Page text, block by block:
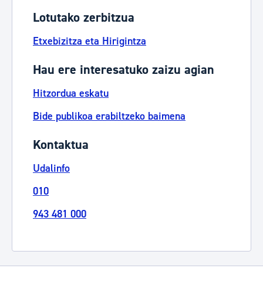
Lotutako zerbitzua
Etxebizitza eta Hirigintza
Hau ere interesatuko zaizu agian
Hitzordua eskatu
Bide publikoa erabiltzeko baimena
Kontaktua
Udalinfo
010
943 481 000